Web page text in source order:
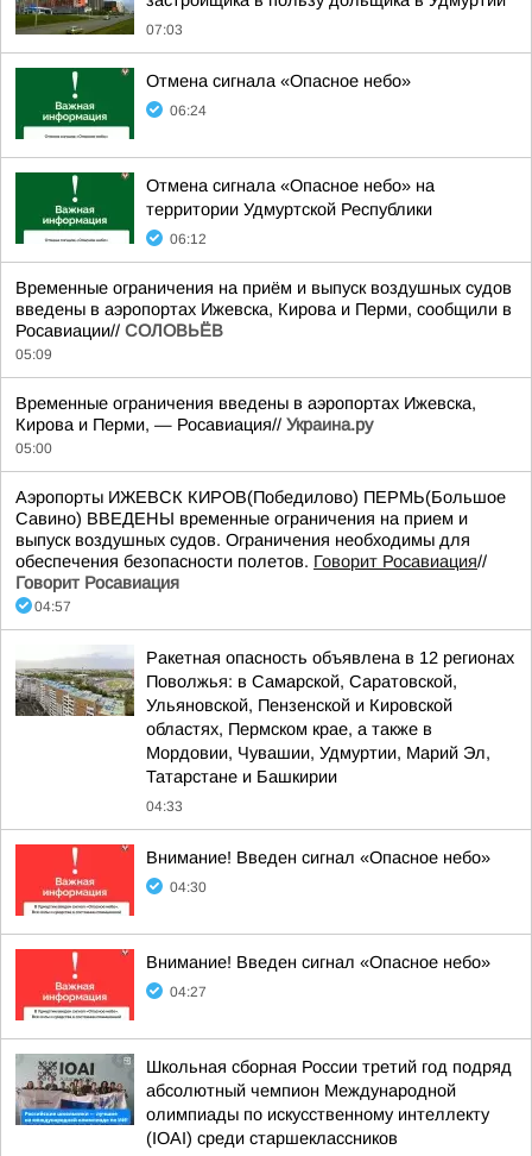
07:03
Отмена сигнала «Опасное небо»
06:24
Отмена сигнала «Опасное небо» на
территории Удмуртской Республики
06:12
Временные ограничения на приём и выпуск воздушных судов
введены в аэропортах Ижевска, Кирова и Перми, сообщили в
Росавиации// СОЛОВЬЁВ
05:09
Временные ограничения введены в аэропортах Ижевска,
Кирова и Перми, — Росавиация// Украина.ру
05:00
Аэропорты ИЖЕВСК КИРОВ(Победилово) ПЕРМЬ(Большое
Савино) ВВЕДЕНЫ временные ограничения на прием и
выпуск воздушных судов. Ограничения необходимы для
обеспечения безопасности полетов. Говорит Росавиация//
Говорит Росавиация
04:57
Ракетная опасность объявлена в 12 регионах
Поволжья: в Самарской, Саратовской,
Ульяновской, Пензенской и Кировской
областях, Пермском крае, а также в
Мордовии, Чувашии, Удмуртии, Марий Эл,
Татарстане и Башкирии
04:33
Внимание! Введен сигнал «Опасное небо»
04:30
Внимание! Введен сигнал «Опасное небо»
04:27
Школьная сборная России третий год подряд
абсолютный чемпион Международной
олимпиады по искусственному интеллекту
(IOAI) среди старшеклассников